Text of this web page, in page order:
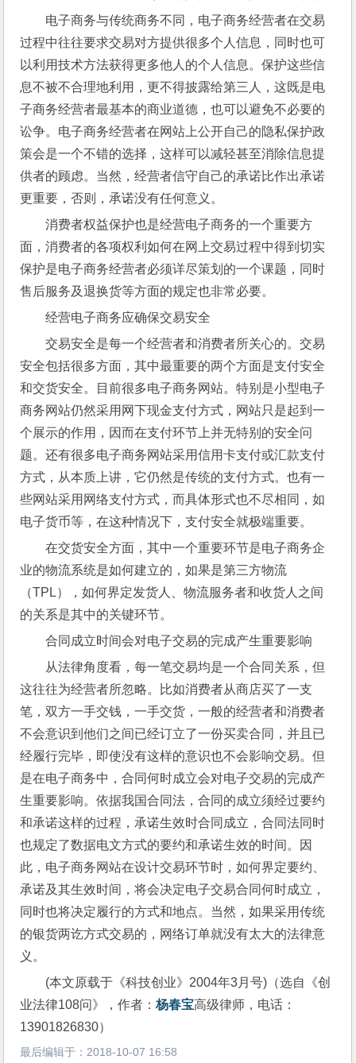
电子商务与传统商务不同，电子商务经营者在交易
过程中往往要求交易对方提供很多个人信息，同时也可
以利用技术方法获得更多他人的个人信息。保护这些信
息不被不合理地利用，更不得披露给第三人，这既是电
子商务经营者最基本的商业道德，也可以避免不必要的
讼争。电子商务经营者在网站上公开自己的隐私保护政
策会是一个不错的选择，这样可以减轻甚至消除信息提
供者的顾虑。当然，经营者信守自己的承诺比作出承诺
更重要，否则，承诺没有任何意义。
消费者权益保护也是经营电子商务的一个重要方
面，消费者的各项权利如何在网上交易过程中得到切实
保护是电子商务经营者必须详尽策划的一个课题，同时
售后服务及退换货等方面的规定也非常必要。
经营电子商务应确保交易安全
交易安全是每一个经营者和消费者所关心的。交易
安全包括很多方面，其中最重要的两个方面是支付安全
和交货安全。目前很多电子商务网站。特别是小型电子
商务网站仍然采用网下现金支付方式，网站只是起到一
个展示的作用，因而在支付环节上并无特别的安全问
题。还有很多电子商务网站采用信用卡支付或汇款支付
方式，从本质上讲，它仍然是传统的支付方式。也有一
些网站采用网络支付方式，而具体形式也不尽相同，如
电子货币等，在这种情况下，支付安全就极端重要。
在交货安全方面，其中一个重要环节是电子商务企
业的物流系统是如何建立的，如果是第三方物流
（TPL），如何界定发货人、物流服务者和收货人之间
的关系是其中的关键环节。
合同成立时间会对电子交易的完成产生重要影响
从法律角度看，每一笔交易均是一个合同关系，但
这往往为经营者所忽略。比如消费者从商店买了一支
笔，双方一手交钱，一手交货，一般的经营者和消费者
不会意识到他们之间已经订立了一份买卖合同，并且已
经履行完毕，即使没有这样的意识也不会影响交易。但
是在电子商务中，合同何时成立会对电子交易的完成产
生重要影响。依据我国合同法，合同的成立须经过要约
和承诺这样的过程，承诺生效时合同成立，合同法同时
也规定了数据电文方式的要约和承诺生效的时间。因
此，电子商务网站在设计交易环节时，如何界定要约、
承诺及其生效时间，将会决定电子交易合同何时成立，
同时也将决定履行的方式和地点。当然，如果采用传统
的银货两讫方式交易的，网络订单就没有太大的法律意
义。
(本文原载于《科技创业》2004年3月号)（选自《创
业法律108问》，作者：杨春宝高级律师，电话：
13901826830）
最后编辑于： 2018-10-07 16:58